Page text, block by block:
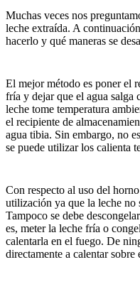
Muchas veces nos
leche extraída. A
hacerlo y qué maneras se
El mejor método es poner el
fría y dejar que el agua salga
leche tome temperatura
el recipiente de
agua tibia. Sin embargo, no
se puede utilizar los calienta
Con respecto al uso del
utilización ya que la leche no
Tampoco se debe
es, meter la leche fría o
calentarla en el fuego. De
directamente a calentar sobre